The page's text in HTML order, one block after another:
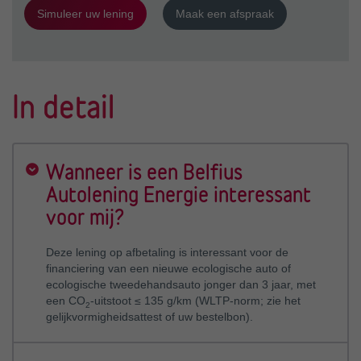
Simuleer uw lening Maak een afspraak
In detail
Wanneer is een Belfius
Autolening Energie interessant
voor mij?
Deze lening op afbetaling is interessant voor de
financiering van een nieuwe ecologische auto of
ecologische tweedehandsauto jonger dan 3 jaar, met
een CO2-uitstoot ≤ 135 g/km (WLTP-norm; zie het
gelijkvormigheidsattest of uw bestelbon).